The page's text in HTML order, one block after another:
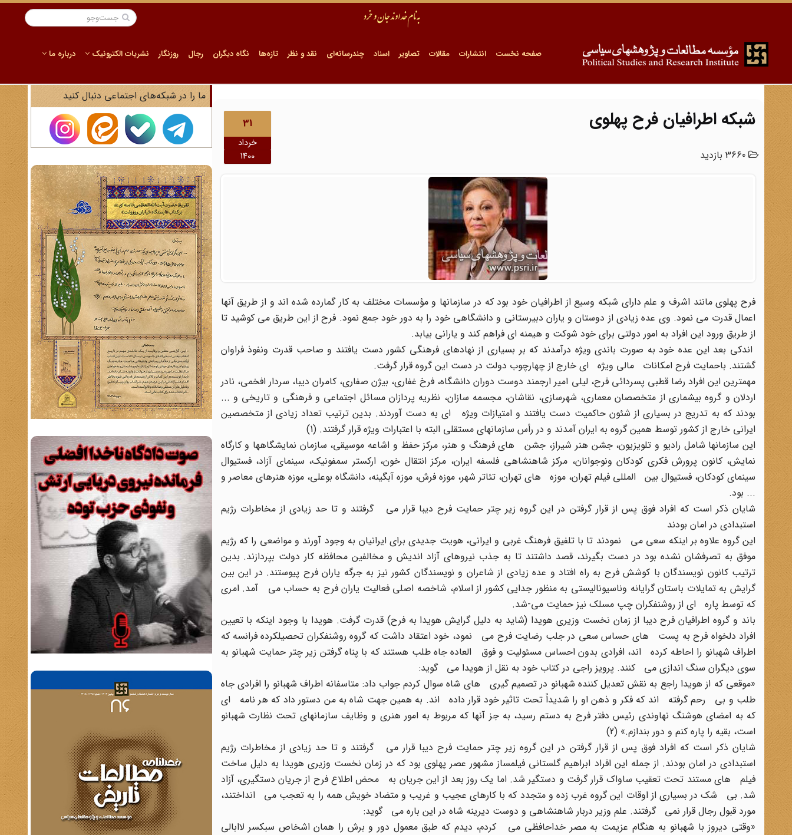
صفحه نخست انتشارات مقالات تصاویر اسناد چندرسانه‌ای نقد و نظر تازه‌ها نگاه دیگران رجال روزنگار نشریات الکترونیک درباره ما
31
خرداد
1400
شبکه اطرافیان فرح پهلوی
فرح پهلوی مانند اشرف و علم دارای شبکه وسیع از اطرافیان خود بود که در سازمانها و مؤسسات مختلف به کار گمارده شده اند و از طریق آنها
اعمال قدرت می نمود. وی عده زیادی از دوستان و یاران دبیرستانی و دانشگاهی خود را به دور خود جمع نمود. فرح از این طریق می کوشید تا
از طریق ورود این افراد به امور دولتی برای خود شوکت و هیمنه ای فراهم کند و یارانی بیابد.
اندکی بعد این عده خود به صورت باندی ویژه درآمدند که بر بسیاری از نهادهای فرهنگی کشور دست یافتند و صاحب قدرت ونفوذ فراوان
گشتند. باحمایت فرح امکانات مالی ویژه ای خارج از چهارچوب دولت در دست این گروه قرار گرفت.
مهمترین این افراد رضا قطبی پسردائی فرح، لیلی امیر ارجمند دوست دوران دانشگاه، فرخ غفاری، بیژن صفاری، کامران دیبا، سردار افخمی، نادر
اردلان و گروه بیشماری از متخصصان معماری، شهرسازی، نقاشان، مجسمه سازان، نظریه پردازان مسائل اجتماعی و فرهنگی و تاریخی و ...
بودند که به تدریج در بسیاری از شئون حاکمیت دست یافتند و امتیازات ویژه ای به دست آوردند. بدین ترتیب تعداد زیادی از متخصصین
ایرانی خارج از کشور توسط همین گروه به ایران آمدند و در رأس سازمانهای مستقلی البته با اعتبارات ویژه قرار گرفتند. (1)
این سازمانها شامل رادیو و تلویزیون، جشن هنر شیراز، جشن های فرهنگ و هنر، مرکز حفظ و اشاعه موسیقی، سازمان نمایشگاهها و کارگاه
نمایش، کانون پرورش فکری کودکان ونوجوانان، مرکز شاهنشاهی فلسفه ایران، مرکز انتقال خون، ارکستر سمفونیک، سینمای آزاد، فستیوال
سینمای کودکان، فستیوال بین المللی فیلم تهران، موزه های تهران، تئاتر شهر، موزه فرش، موزه آبگینه، دانشگاه بوعلی، موزه هنرهای معاصر و
... بود.
شایان ذکر است که افراد فوق پس از قرار گرفتن در این گروه زیر چتر حمایت فرح دیبا قرار می گرفتند و تا حد زیادی از مخاطرات رژیم
استبدادی در امان بودند
این گروه علاوه بر اینکه سعی می نمودند تا با تلفیق فرهنگ غربی و ایرانی، هویت جدیدی برای ایرانیان به وجود آورند و مواضعی را که رژیم
موفق به تصرفشان نشده بود در دست بگیرند، قصد داشتند تا به جذب نیروهای آزاد اندیش و مخالفین محافظه کار دولت بپردازند. بدین
ترتیب کانون نویسندگان با کوشش فرح به راه افتاد و عده زیادی از شاعران و نویسندگان کشور نیز به جرگه یاران فرح پیوستند. در این بین
گرایش به تمایلات باستان گرایانه وناسیونالیستی به منظور جدایی کشور از اسلام، شاخصه اصلی فعالیت یاران فرح به حساب می آمد. امری
که توسط پاره ای از روشنفکران چپ مسلک نیز حمایت می-شد.
باند و گروه اطرافیان فرح دیبا از زمان نخست وزیری هویدا (شاید به دلیل گرایش هویدا به فرح) قدرت گرفت. هویدا با وجود اینکه با تعیین
افراد دلخواه فرح به پست های حساس سعی در جلب رضایت فرح می نمود، خود اعتقاد داشت که گروه روشنفکران تحصیلکرده فرانسه که
اطراف شهبانو را احاطه کرده اند، افرادی بدون احساس مسئولیت و فوق العاده جاه طلب هستند که با پناه گرفتن زیر چتر حمایت شهبانو به
سوی دیگران سنگ اندازی می کنند. پرویز راجی در کتاب خود به نقل از هویدا می گوید:
«موقعی که از هویدا راجع به نقش تعدیل کننده شهبانو در تصمیم گیری های شاه سوال کردم جواب داد: متاسفانه اطراف شهبانو را افرادی جاه
طلب و بی رحم گرفته اند که فکر و ذهن او را شدیداً تحت تاثیر خود قرار داده اند. به همین جهت شاه به من دستور داد که هر نامه ای
که به امضای هوشنگ نهاوندی رئیس دفتر فرح به دستم رسید، به جز آنها که مربوط به امور هنری و وظایف سازمانهای تحت نظارت شهبانو
است، بقیه را پاره کنم و دور بندازم.» (2)
شایان ذکر است که افراد فوق پس از قرار گرفتن در این گروه زیر چتر حمایت فرح دیبا قرار می گرفتند و تا حد زیادی از مخاطرات رژیم
استبدادی در امان بودند. از جمله این افراد ابراهیم گلستانی فیلمساز مشهور عصر پهلوی بود که در زمان نخست وزیری هویدا به دلیل ساخت
فیلم های مستند تحت تعقیب ساواک قرار گرفت و دستگیر شد. اما یک روز بعد از این جریان به محض اطلاع فرح از جریان دستگیری، آزاد
شد. بی شک در بسیاری از اوقات این گروه غرب زده و متجدد که با کارهای عجیب و غریب و متضاد خویش همه را به تعجب می انداختند،
مورد قبول رجال قرار نمی گرفتند. علم وزیر دربار شاهنشاهی و دوست دیرینه شاه در این باره می گوید:
«وقتی دیروز با شهبانو به هنگام عزیمت به مصر خداحافظی می کردم، دیدم که طبق معمول دور و برش را همان اشخاص سبکسر لاابالی
ما را در شبکه‌های اجتماعی دنبال کنید